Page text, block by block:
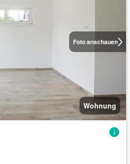
Foto anschauen
Wohnung